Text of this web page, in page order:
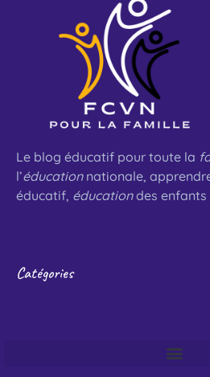
Le blog éducatif pour toute la
l’éducationnationale,
éducatif, éducationdes enfants
Catégories